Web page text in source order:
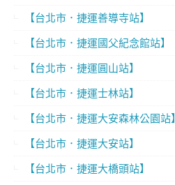
【台北市．捷運善導寺站】
【台北市．捷運國父紀念館站】
【台北市．捷運圓山站】
【台北市．捷運士林站】
【台北市．捷運大安森林公園站】
【台北市．捷運大安站】
【台北市．捷運大橋頭站】